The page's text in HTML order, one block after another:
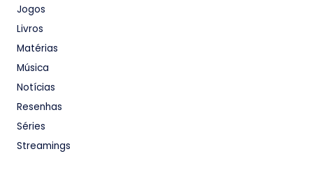
Jogos
Livros
Matérias
Música
Notícias
Resenhas
Séries
Streamings